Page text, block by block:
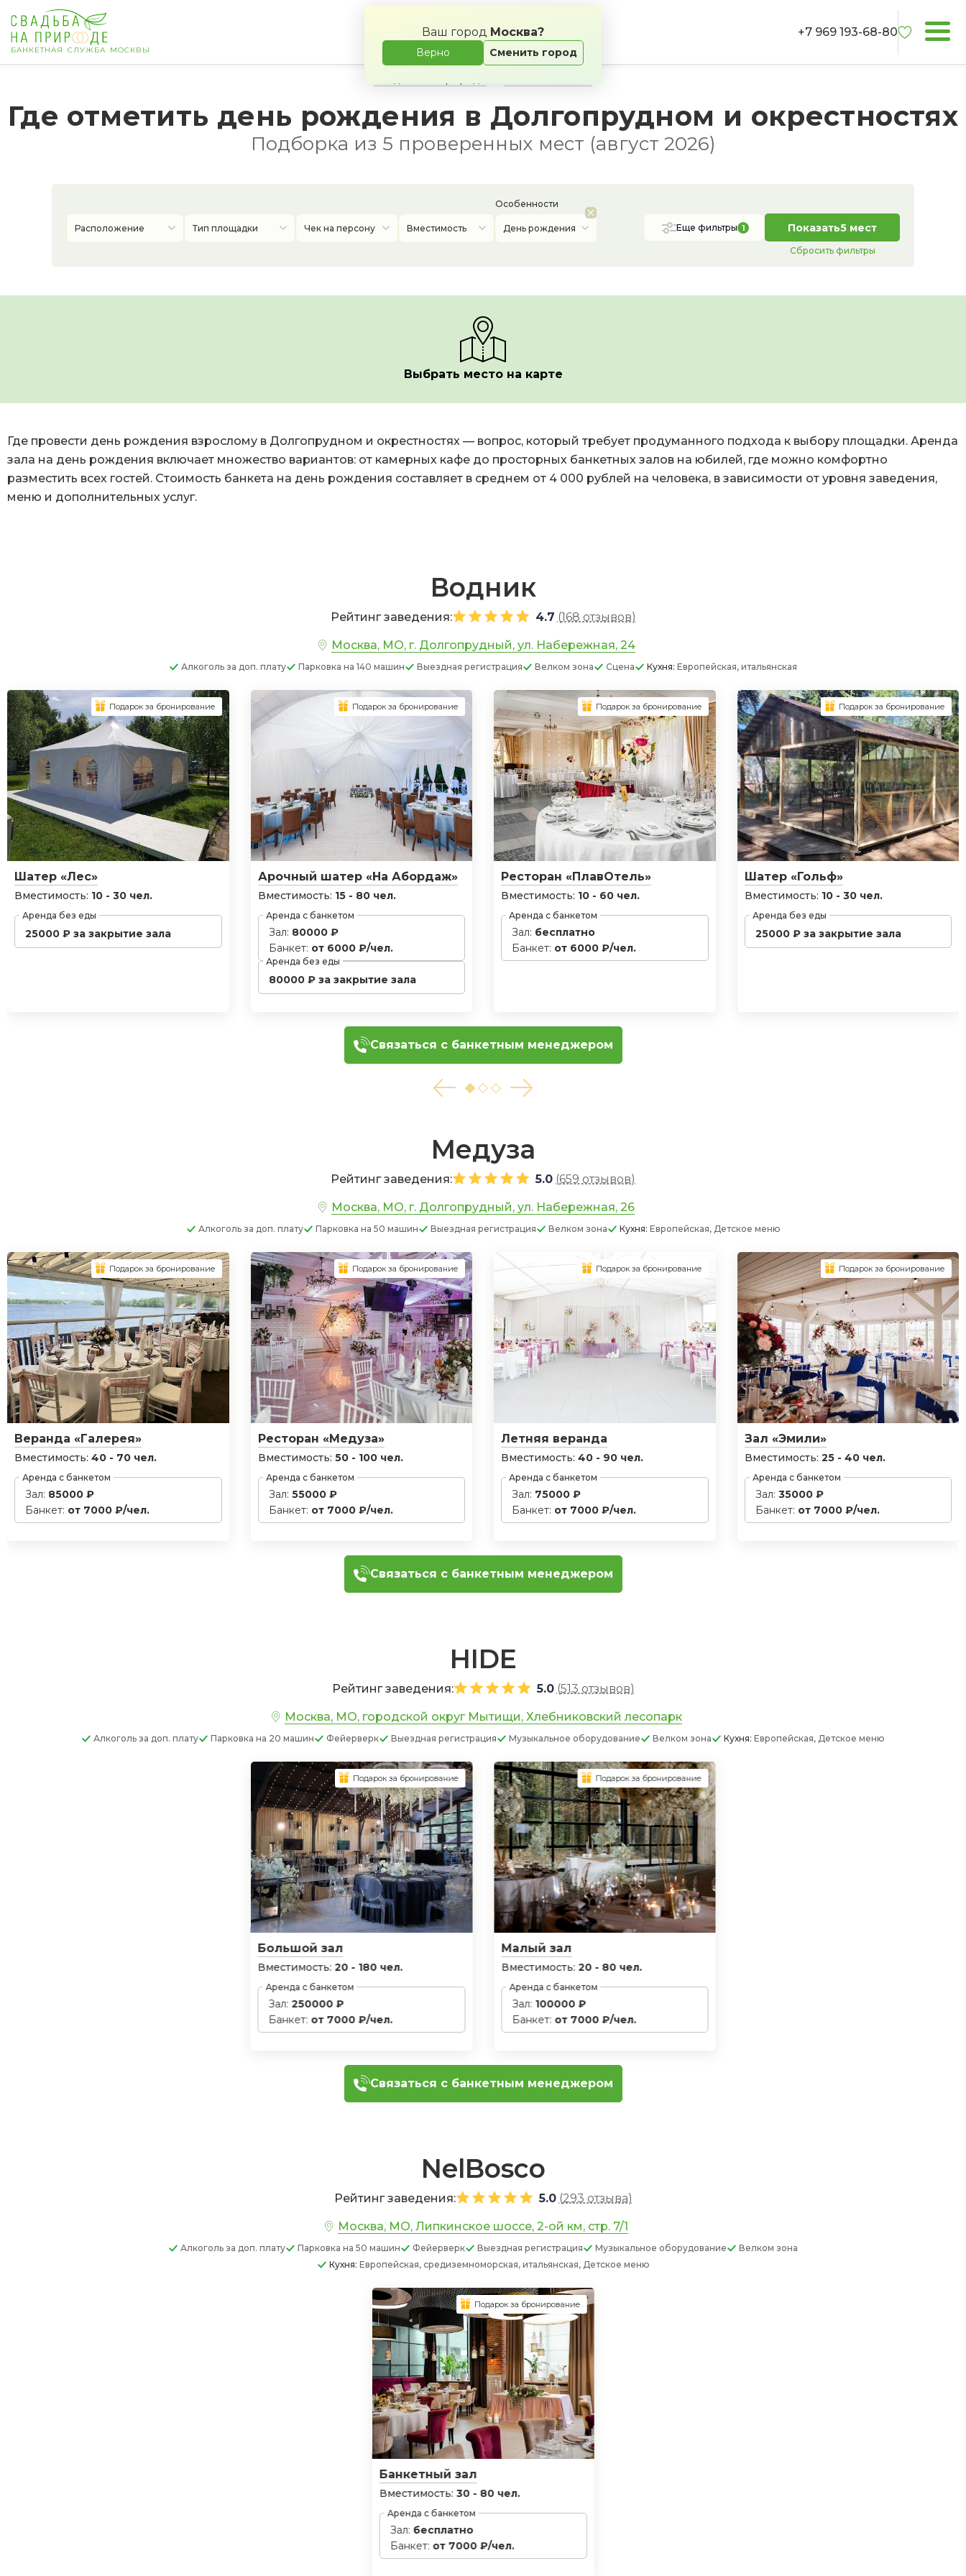
Ваш город Москва?
Верно Сменить город
БАНКЕТНАЯ СЛУЖБА МОСКВЫ
Банкет
Выпускной
+7 969 193-68-80
Где отметить день рождения в Долгопрудном и окрестностях
Подборка из 5 проверенных мест (август 2026)
Расположение Тип площадки Чек на персону Вместимость День рождения
Особенности
Еще фильтры 1 Показать5 мест
Сбросить фильтры
Выбрать место на карте
Где провести день рождения взрослому в Долгопрудном и окрестностях — вопрос, который требует продуманного подхода к выбору площадки. Аренда
зала на день рождения включает множество вариантов: от камерных кафе до просторных банкетных залов на юбилей, где можно комфортно
разместить всех гостей. Стоимость банкета на день рождения составляет в среднем от 4 000 рублей на человека, в зависимости от уровня заведения,
меню и дополнительных услуг.
Водник
Рейтинг заведения: 4.7 (168 отзывов)
Москва, МО, г. Долгопрудный, ул. Набережная, 24
Алкоголь за доп. плату Парковка на 140 машин Выездная регистрация Велком зона Сцена Кухня: Европейская, итальянская
Шатер «Лес»
Вместимость: 10 - 30 чел.
Аренда без еды
25000 ₽ за закрытие зала
Подарок за бронирование
Арочный шатер «На Абордаж»
Вместимость: 15 - 80 чел.
Аренда с банкетом
Зал: 80000 ₽
Банкет: от 6000 ₽/чел.
Аренда без еды
80000 ₽ за закрытие зала
Подарок за бронирование
Ресторан «ПлавОтель»
Вместимость: 10 - 60 чел.
Аренда с банкетом
Зал: бесплатно
Банкет: от 6000 ₽/чел.
Подарок за бронирование
Шатер «Гольф»
Вместимость: 10 - 30 чел.
Аренда без еды
25000 ₽ за закрытие зала
Подарок за бронирование
Связаться с банкетным менеджером
Медуза
Рейтинг заведения: 5.0 (659 отзывов)
Москва, МО, г. Долгопрудный, ул. Набережная, 26
Алкоголь за доп. плату Парковка на 50 машин Выездная регистрация Велком зона Кухня: Европейская, Детское меню
Веранда «Галерея»
Вместимость: 40 - 70 чел.
Аренда с банкетом
Зал: 85000 ₽
Банкет: от 7000 ₽/чел.
Подарок за бронирование
Ресторан «Медуза»
Вместимость: 50 - 100 чел.
Аренда с банкетом
Зал: 55000 ₽
Банкет: от 7000 ₽/чел.
Подарок за бронирование
Летняя веранда
Вместимость: 40 - 90 чел.
Аренда с банкетом
Зал: 75000 ₽
Банкет: от 7000 ₽/чел.
Подарок за бронирование
Зал «Эмили»
Вместимость: 25 - 40 чел.
Аренда с банкетом
Зал: 35000 ₽
Банкет: от 7000 ₽/чел.
Подарок за бронирование
Связаться с банкетным менеджером
HIDE
Рейтинг заведения: 5.0 (513 отзывов)
Москва, МО, городской округ Мытищи, Хлебниковский лесопарк
Алкоголь за доп. плату Парковка на 20 машин Фейерверк Выездная регистрация Музыкальное оборудование Велком зона Кухня: Европейская, Детское меню
Большой зал
Вместимость: 20 - 180 чел.
Аренда с банкетом
Зал: 250000 ₽
Банкет: от 7000 ₽/чел.
Подарок за бронирование
Малый зал
Вместимость: 20 - 80 чел.
Аренда с банкетом
Зал: 100000 ₽
Банкет: от 7000 ₽/чел.
Подарок за бронирование
Связаться с банкетным менеджером
NelBosco
Рейтинг заведения: 5.0 (293 отзыва)
Москва, МО, Липкинское шоссе, 2-ой км, стр. 7/1
Алкоголь за доп. плату Парковка на 50 машин Фейерверк Выездная регистрация Музыкальное оборудование
Велком зона
Кухня: Европейская, средиземноморская, итальянская, Детское меню
Банкетный зал
Вместимость: 30 - 80 чел.
Аренда с банкетом
Зал: бесплатно
Банкет: от 7000 ₽/чел.
Подарок за бронирование